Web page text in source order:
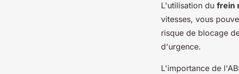
L'utilisation du frein
vitesses, vous
risque de blocage
d'urgence.
L'importance de